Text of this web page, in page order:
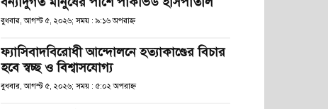
বুধবার, আগস্ট ৫, ২০২৬; সময় : ৯:১৬ অপরাহ্ণ
ফ্যাসিবাদবিরোধী আন্দোলনে হত্যাকাণ্ডের বিচার
হবে স্বচ্ছ ও বিশ্বাসযোগ্য
বুধবার, আগস্ট ৫, ২০২৬; সময় : ৫:০২ অপরাহ্ণ